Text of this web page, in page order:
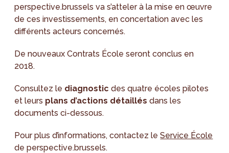
perspective.brussels va s’atteler à la mise en œuvre
de ces investissements, en concertation avec les
différents acteurs concernés.
De nouveaux Contrats École seront conclus en
2018.
Consultez le diagnostic des quatre écoles pilotes
et leurs plans d’actions détaillés dans les
documents ci-dessous.
Pour plus d’informations, contactez leService École
de perspective.brussels.